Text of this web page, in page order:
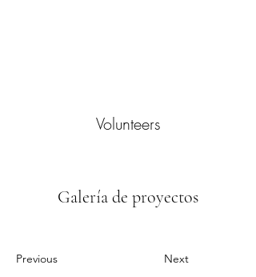
Volunteers
Galería de proyectos
Previous Next